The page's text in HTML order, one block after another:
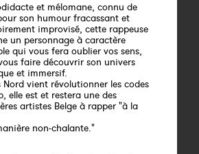
et mélomane, connu de
son humour fracassant et
improvisé, cette rappeuse
un personnage à caractère
qui vous fera oublier vos sens,
faire découvrir son univers
et immersif.
Nord vient révolutionner les codes
elle est et restera une des
artistes Belge à rapper "à la
non-chalante."